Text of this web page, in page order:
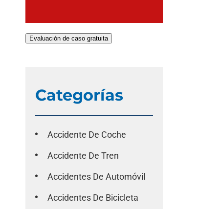
Evaluación de caso gratuita
Categorías
Accidente De Coche
Accidente De Tren
Accidentes De Automóvil
Accidentes De Bicicleta